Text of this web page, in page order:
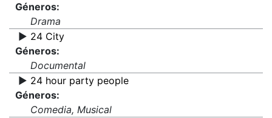
Géneros:
Drama
▶️ 24 City
Géneros:
Documental
▶️ 24 hour party people
Géneros:
Comedia, Musical